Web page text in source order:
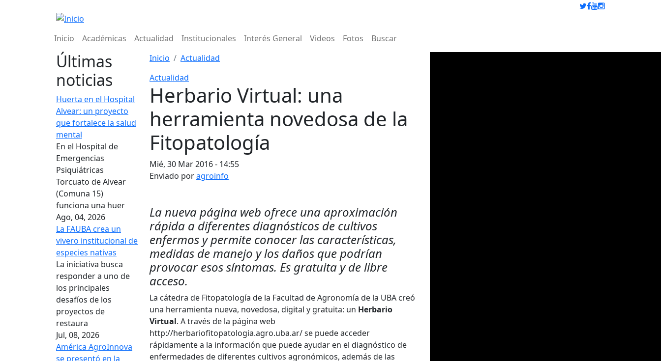
Navegación principal
Inicio Académicas Actualidad Institucionales Interés General Videos Fotos Buscar
Últimas
noticias
Huerta en el Hospital
Alvear: un proyecto
que fortalece la salud
mental
En el Hospital de
Emergencias
Psiquiátricas
Torcuato de Alvear
(Comuna 15)
funciona una huer
Ago, 04, 2026
La FAUBA crea un
vivero institucional de
especies nativas
La iniciativa busca
responder a uno de
los principales
desafíos de los
proyectos de
restaura
Jul, 08, 2026
América AgroInnova
se presentó en la
Inicio
Actualidad
Actualidad
Herbario Virtual: una
herramienta novedosa de la
Fitopatología
Mié, 30 Mar 2016 - 14:55
Enviado poragroinfo
La nueva página web ofrece una aproximación
rápida a diferentes diagnósticos de cultivos
enfermos y permite conocer las características,
medidas de manejo y los daños que podrían
provocar esos síntomas. Es gratuita y de libre
acceso.
La cátedra de Fitopatología de la Facultad de Agronomía de la UBA creó
una herramienta nueva, novedosa, digital y gratuita: un Herbario
Virtual. A través de la página web
http://herbariofitopatologia.agro.uba.ar/ se puede acceder
rápidamente a la información que puede ayudar en el diagnóstico de
enfermedades de diferentes cultivos agronómicos, además de las